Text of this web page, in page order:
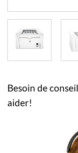
Besoin de
aider!